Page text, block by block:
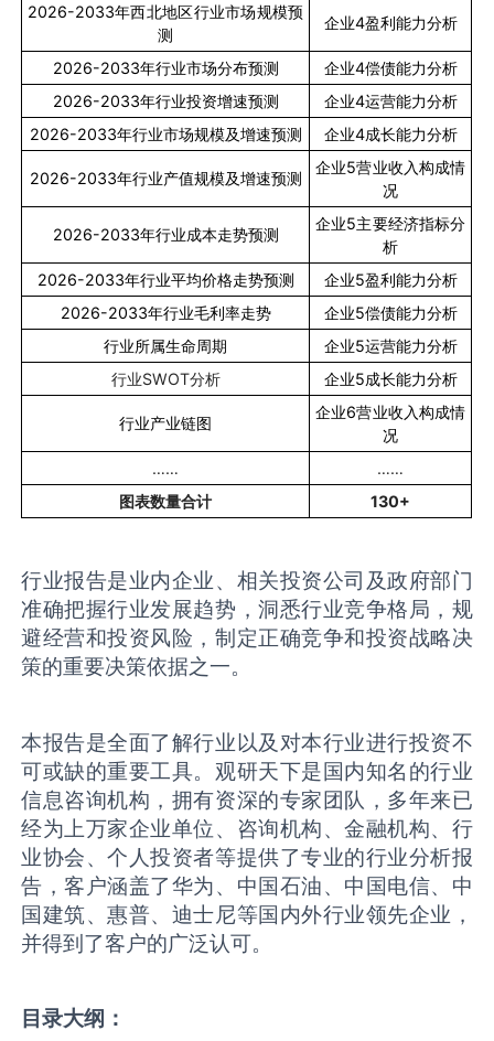
2026-2033年西北地区行业市场规模预
测
企业4盈利能力分析
2026-2033年行业市场分布预测 企业4偿债能力分析
2026-2033年行业投资增速预测 企业4运营能力分析
2026-2033年行业市场规模及增速预测 企业4成长能力分析
2026-2033年行业产值规模及增速预测
企业5营业收入构成情
况
2026-2033年行业成本走势预测
企业5主要经济指标分
析
2026-2033年行业平均价格走势预测 企业5盈利能力分析
2026-2033年行业毛利率走势 企业5偿债能力分析
行业所属生命周期
企业5运营能力分析
行业SWOT分析 企业5成长能力分析
行业产业链图
企业6营业收入构成情
况
……
……
图表数量合计
130+
行业报告是业内企业、相关投资公司及政府部门
准确把握行业发展趋势，洞悉行业竞争格局，规
避经营和投资风险，制定正确竞争和投资战略决
策的重要决策依据之一。
本报告是全面了解行业以及对本行业进行投资不
可或缺的重要工具。观研天下是国内知名的行业
信息咨询机构，拥有资深的专家团队，多年来已
经为上万家企业单位、咨询机构、金融机构、行
业协会、个人投资者等提供了专业的行业分析报
告，客户涵盖了华为、中国石油、中国电信、中
国建筑、惠普、迪士尼等国内外行业领先企业，
并得到了客户的广泛认可。
目录大纲：